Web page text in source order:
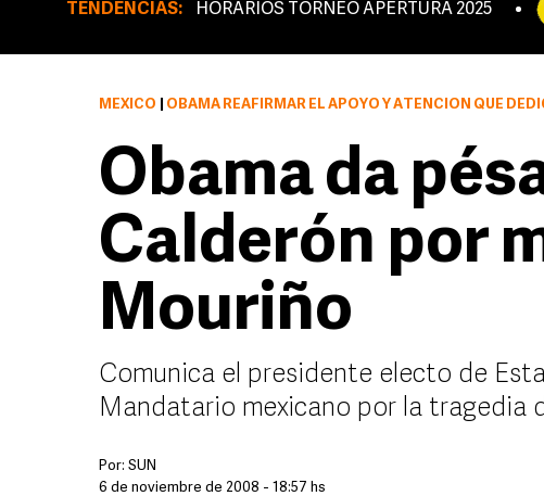
TENDENCIAS: HORARIOS TORNEO APERTURA 2025
MÉXICO OBAMA REAFIRMAR EL APOYO Y ATENCIÓN QUE DEDICARÁ SU GOBIERNO A
Obama da
Calderón por
Mouriño
Comunica el presidente electo de
Mandatario mexicano por la tragedia
Por: SUN
6 de noviembre de 2008 - 18:57 hs